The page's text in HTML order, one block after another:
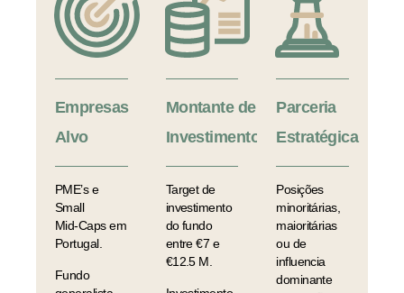
Empresas
Alvo
PME’s e
Small
Mid-Caps em
Portugal.
Fundo
Montante de
Investimento
Target de
investimento
do fundo
entre €7 e
€12.5 M.
Parceria
Estratégica
Posições
minoritárias,
maioritárias
ou de
influencia
dominante